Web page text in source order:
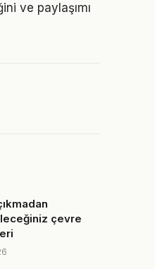
ve paylaşımı
çevre